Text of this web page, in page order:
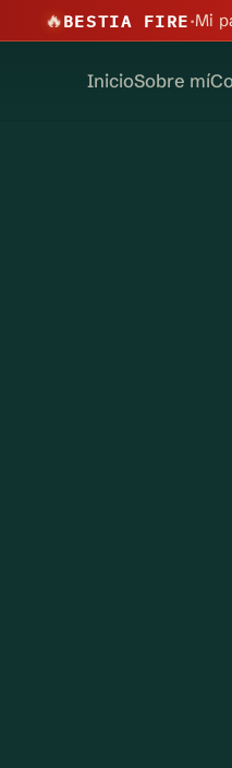
🔥BESTIA FIRE·Mi
InicioSobre mí